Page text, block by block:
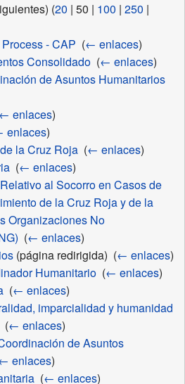
) (20 | 50 | 100 | 250 |
- CAP (← enlaces)
Consolidado‎ (← enlaces)
de Asuntos Humanitarios‎
enlaces)
enlaces)
la Cruz Roja‎ (← enlaces)
‎ (← enlaces)
al Socorro en Casos de
de la Cruz Roja y de la
Organizaciones No
(← enlaces)
(página redirigida) ‎ (← enlaces)
Humanitario‎ (← enlaces)
‎ (← enlaces)
imparcialidad y humanidad
(← enlaces)
de Asuntos
enlaces)
‎ (← enlaces)